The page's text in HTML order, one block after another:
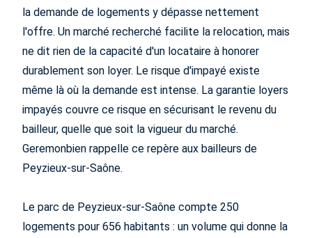
la demande de logements y dépasse nettement
l'offre. Un marché recherché facilite la relocation, mais
ne dit rien de la capacité d'un locataire à honorer
durablement son loyer. Le risque d'impayé existe
même là où la demande est intense. La garantie loyers
impayés couvre ce risque en sécurisant le revenu du
bailleur, quelle que soit la vigueur du marché.
Geremonbien rappelle ce repère aux bailleurs de
Peyzieux-sur-Saône.
Le parc de Peyzieux-sur-Saône compte 250
logements pour 656 habitants : un volume qui donne la